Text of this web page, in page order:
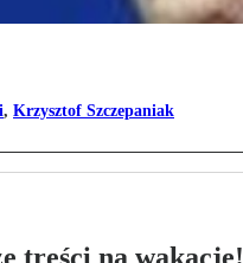
, Krzysztof Szczepaniak